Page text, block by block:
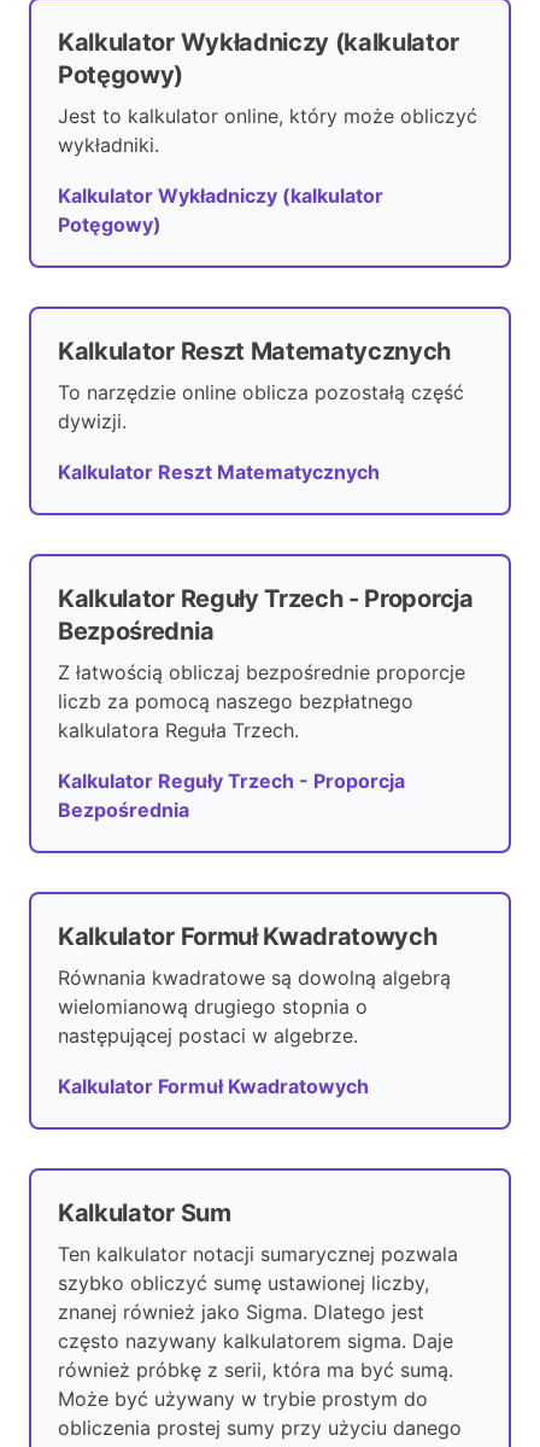
Kalkulator Wykładniczy (kalkulator
Potęgowy)
Jest to kalkulator online, który może obliczyć
wykładniki.
Kalkulator Wykładniczy (kalkulator
Potęgowy)
Kalkulator Reszt Matematycznych
To narzędzie online oblicza pozostałą część
dywizji.
Kalkulator Reszt Matematycznych
Kalkulator Reguły Trzech - Proporcja
Bezpośrednia
Z łatwością obliczaj bezpośrednie proporcje
liczb za pomocą naszego bezpłatnego
kalkulatora Reguła Trzech.
Kalkulator Reguły Trzech - Proporcja
Bezpośrednia
Kalkulator Formuł Kwadratowych
Równania kwadratowe są dowolną algebrą
wielomianową drugiego stopnia o
następującej postaci w algebrze.
Kalkulator Formuł Kwadratowych
Kalkulator Sum
Ten kalkulator notacji sumarycznej pozwala
szybko obliczyć sumę ustawionej liczby,
znanej również jako Sigma. Dlatego jest
często nazywany kalkulatorem sigma. Daje
również próbkę z serii, która ma być sumą.
Może być używany w trybie prostym do
obliczenia prostej sumy przy użyciu danego